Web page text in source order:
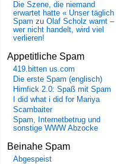
Die Szene, die niemand
erwartet hatte « Unser täglich
Spam zu Olaf Scholz warnt –
wer nicht handelt, wird viel
verlieren!
Appetitliche Spam
419.bitten us.com
Die erste Spam (englisch)
Hirnfick 2.0: Spaß mit Spam
I did what i did for Mariya
Scambaiter
Spam, Internetbetrug und
sonstige WWW Abzocke
Beinahe Spam
Abgespeist